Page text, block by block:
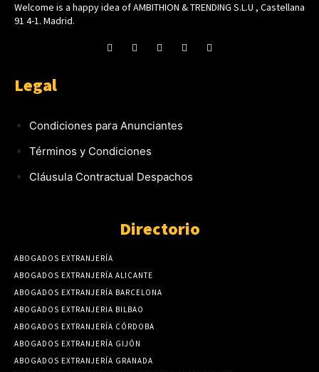
Welcome is a happy idea of AMBITHION & TRENDING S.L.U , Castellana
91 4-1. Madrid.
Legal
Condiciones para Anunciantes
Términos y Condiciones
Cláusula Contractual Despachos
Directorio
ABOGADOS EXTRANJERÍA
ABOGADOS EXTRANJERÍA ALICANTE
ABOGADOS EXTRANJERÍA BARCELONA
ABOGADOS EXTRANJERIA BILBAO
ABOGADOS EXTRANJERÍA CÓRDOBA
ABOGADOS EXTRANJERÍA GIJÓN
ABOGADOS EXTRANJERÍA GRANADA